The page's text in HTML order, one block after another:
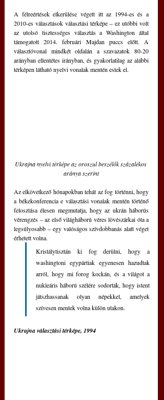
A félreértések elkerülése végett itt az 1994-es és a
2010-es választások választási térképe – ez utóbbi volt
az utolsó tisztességes választás a Washington által
támogatott 2014. februári Majdan puccs előtt. A
választóvonal mindkét oldalán a szavazatok 80-20
arányban ellentétes irányban, és gyakorlatilag az alábbi
térképen látható nyelvi vonalak mentén estek el.
Ukrajna nyelvi térképe az oroszul beszélők százalékos
aránya szerint
Az elkövetkező hónapokban tehát az fog történni, hogy
a békekonferencia e választási vonalak mentén történő
felosztása élesen megmutatja, hogy az ukrán háborús
vérengzés – az első világháború véres lövészárkai óta a
legsúlyosabb – egy valóságos szívdobbanás alatt véget
érhetett volna.
Kristálytisztán ki fog derülni, hogy a
washingtoni egypártiak egyenesen hazudtak
arról, hogy mi forog kockán, és a világot a
nukleáris háború szélére sodorták, hogy istent
játszhassanak olyan népekkel, amelyek
szívesen mentek volna külön utakon.
Ukrajna választási térképe, 1994